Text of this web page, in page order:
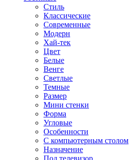
Стиль
Классические
Современные
Модерн
Хай-тек
Цвет
Белые
Венге
Светлые
Темные
Размер
Мини стенки
Форма
Угловые
Особенности
С компьютерным столом
Назначение
Под телевизор